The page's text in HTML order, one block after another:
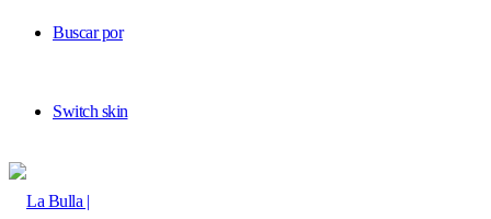
Buscar por
Switch skin